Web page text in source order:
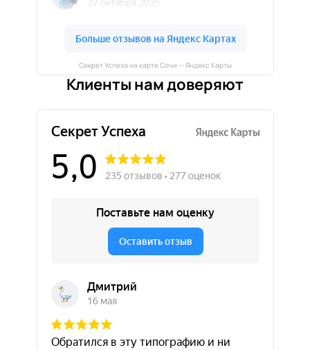
Секрет Успеха на карте Сочи — Яндекс Карты
Клиенты нам доверяют